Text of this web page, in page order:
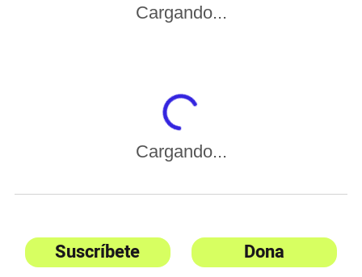
Cargando...
Cargando...
Suscríbete Dona